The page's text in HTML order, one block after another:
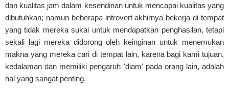
dan kualitas jam dalam kesendirian untuk mencapai kualitas yang
dibutuhkan; namun beberapa introvert akhirnya bekerja di tempat
yang tidak mereka sukai untuk mendapatkan penghasilan, tetapi
sekali lagi mereka didorong oleh keinginan untuk menemukan
makna yang mereka cari di tempat lain, karena bagi kami tujuan,
kedalaman dan memiliki pengaruh 'diam' pada orang lain, adalah
hal yang sangat penting.